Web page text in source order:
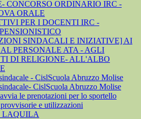
CONCORSO ORDINARIO IRC -
ORALE
PER I DOCENTI IRC -
SINDACALI E INIZIATIVE] AI
PERSONALE ATA - AGLI
DI RELIGIONE- ALL'ALBO
- CislScuola Abruzzo Molise
CislScuola Abruzzo Molise
le prenotazioni per lo sportello
e utilizzazioni
LAQUILA